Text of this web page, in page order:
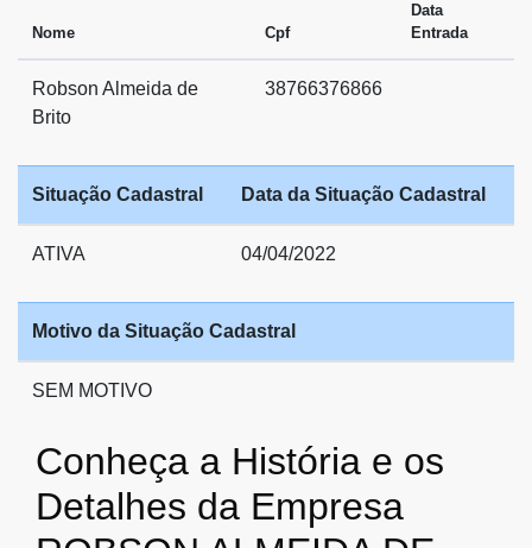
Nome Cpf
Data
Entrada
Robson Almeida de
Brito
38766376866
Situação Cadastral Data da Situação Cadastral
ATIVA 04/04/2022
Motivo da Situação Cadastral
SEM MOTIVO
Conheça a História e os
Detalhes da Empresa